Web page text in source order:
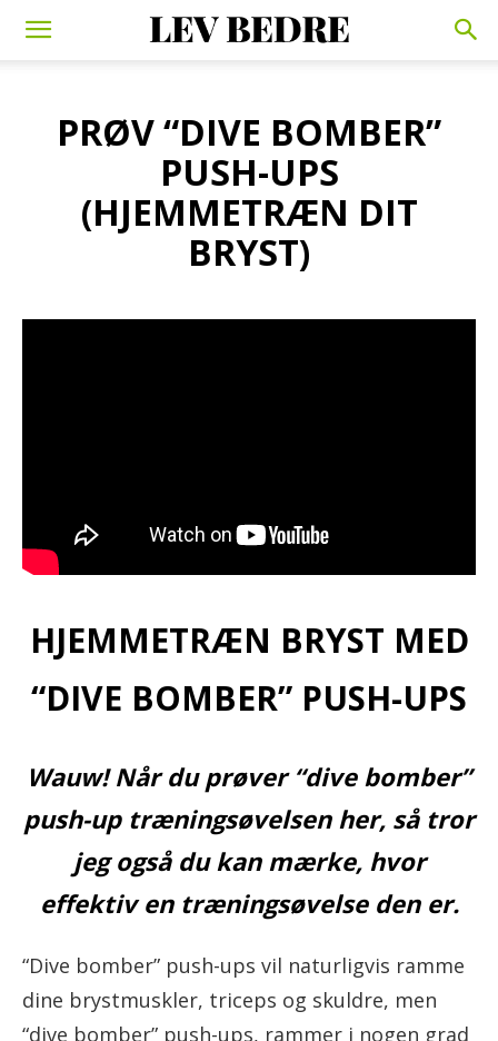
PRØV “DIVE BOMBER”
PUSH-UPS
(HJEMMETRÆN DIT
BRYST)
HJEMMETRÆN BRYST MED
“DIVE BOMBER” PUSH-UPS
Wauw! Når du prøver “dive bomber”
push-up træningsøvelsen her, så tror
jeg også du kan mærke, hvor
effektiv en træningsøvelse den er.
“Dive bomber” push-ups vil naturligvis ramme
dine brystmuskler, triceps og skuldre, men
“dive bomber” push-ups, rammer i nogen grad